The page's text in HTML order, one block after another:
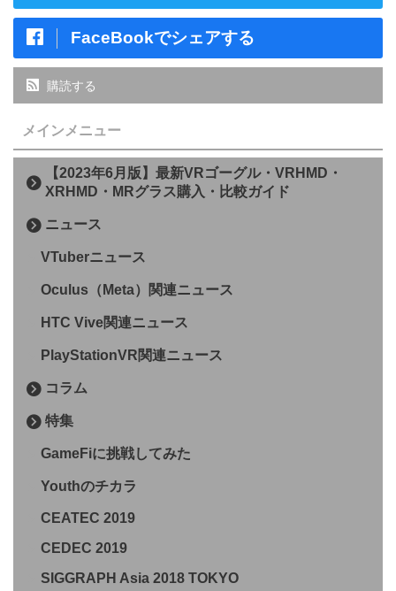
FaceBookでシェアする
購読する
メインメニュー
【2023年6月版】最新VRゴーグル・VRHMD・
XRHMD・MRグラス購入・比較ガイド
ニュース
VTuberニュース
Oculus（Meta）関連ニュース
HTC Vive関連ニュース
PlayStationVR関連ニュース
コラム
特集
GameFiに挑戦してみた
Youthのチカラ
CEATEC 2019
CEDEC 2019
SIGGRAPH Asia 2018 TOKYO